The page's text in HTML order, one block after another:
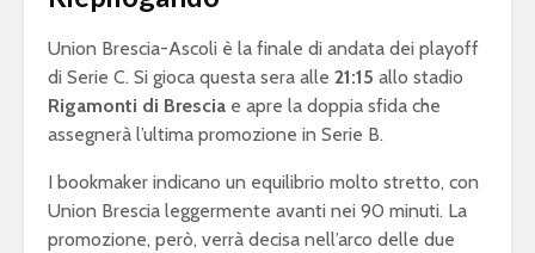
Union Brescia-Ascoli è la finale di andata dei playoff
di Serie C. Si gioca questa sera alle 21:15 allo stadio
Rigamonti di Brescia e apre la doppia sfida che
assegnerà l’ultima promozione in Serie B.
I bookmaker indicano un equilibrio molto stretto, con
Union Brescia leggermente avanti nei 90 minuti. La
promozione, però, verrà decisa nell’arco delle due